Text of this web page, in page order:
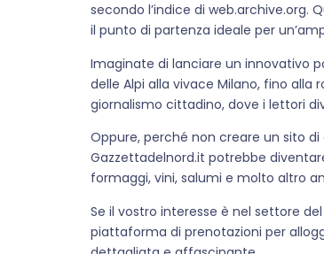
secondo l’indice di
il punto di partenza ideale per
Imaginate di lanciare un innovativo
delle Alpi alla vivace Milano, fino
giornalismo cittadino, dove i lettori
Oppure, perché non creare un sito
Gazzettadelnord.it potrebbe
formaggi, vini, salumi e molto altro
Se il vostro interesse è nel settore
piattaforma di prenotazioni per